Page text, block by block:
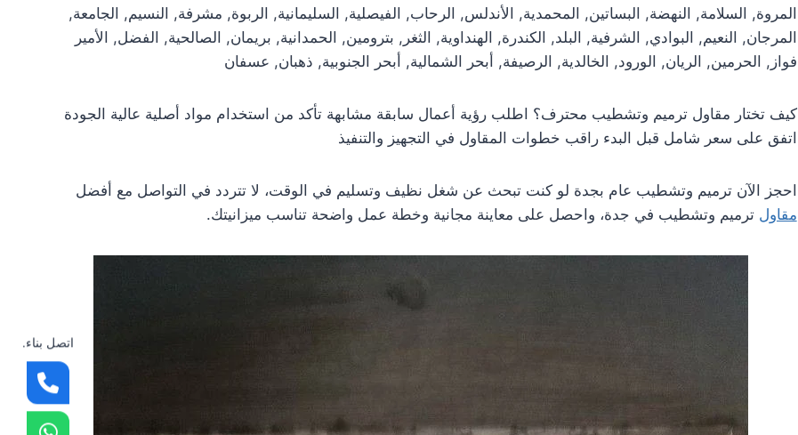
المروة, السلامة, النهضة, البساتين, المحمدية, الأندلس, الرحاب, الفيصلية, السليمانية, الربوة, مشرفة, النسيم, الجامعة,
المرجان, النعيم, البوادي, الشرفية, البلد, الكندرة, الهنداوية, الثغر, بترومين, الحمدانية, بريمان, الصالحية, الفضل, الأمير
فواز, الحرمين, الريان, الورود, الخالدية, الرصيفة, أبحر الشمالية, أبحر الجنوبية, ذهبان, عسفان
كيف تختار مقاول ترميم وتشطيب محترف؟ اطلب رؤية أعمال سابقة مشابهة تأكد من استخدام مواد أصلية عالية الجودة
اتفق على سعر شامل قبل البدء راقب خطوات المقاول في التجهيز والتنفيذ
احجز الآن ترميم وتشطيب عام بجدة لو كنت تبحث عن شغل نظيف وتسليم في الوقت، لا تتردد في التواصل مع أفضل
مقاول ترميم وتشطيب في جدة، واحصل على معاينة مجانية وخطة عمل واضحة تناسب ميزانيتك.
اتصل بناء.